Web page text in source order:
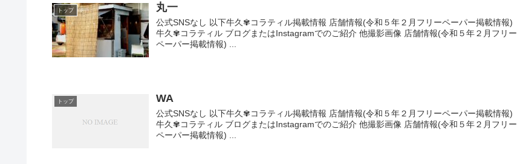
トップ 丸一
公式SNSなし 以下牛久✾コラティル掲載情報 店舗情報(令和５年２月フリーペーパー掲載情報)
牛久✾コラティル ブログまたはInstagramでのご紹介 他撮影画像 店舗情報(令和５年２月フリー
ペーパー掲載情報) ...
トップ WA
公式SNSなし 以下牛久✾コラティル掲載情報 店舗情報(令和５年２月フリーペーパー掲載情報)
牛久✾コラティル ブログまたはInstagramでのご紹介 他撮影画像 店舗情報(令和５年２月フリー
ペーパー掲載情報) ...